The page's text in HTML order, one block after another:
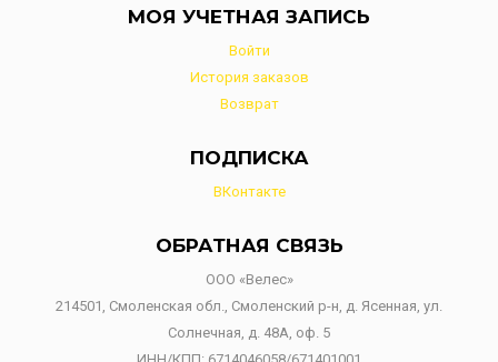
МОЯ УЧЕТНАЯ ЗАПИСЬ
Войти
История заказов
Возврат
ПОДПИСКА
ВКонтакте
ОБРАТНАЯ СВЯЗЬ
ООО «Велес»
214501, Смоленская обл., Смоленский р-н, д. Ясенная, ул.
Солнечная, д. 48А, оф. 5